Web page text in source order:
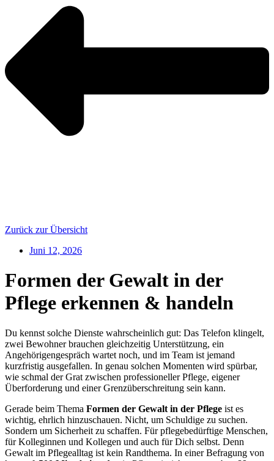
Zurück zur Übersicht
Juni 12, 2026
Formen der Gewalt in der
Pflege erkennen & handeln
Du kennst solche Dienste wahrscheinlich gut: Das Telefon klingelt,
zwei Bewohner brauchen gleichzeitig Unterstützung, ein
Angehörigengespräch wartet noch, und im Team ist jemand
kurzfristig ausgefallen. In genau solchen Momenten wird spürbar,
wie schmal der Grat zwischen professioneller Pflege, eigener
Überforderung und einer Grenzüberschreitung sein kann.
Gerade beim Thema Formen der Gewalt in der Pflege ist es
wichtig, ehrlich hinzuschauen. Nicht, um Schuldige zu suchen.
Sondern um Sicherheit zu schaffen. Für pflegebedürftige Menschen,
für Kolleginnen und Kollegen und auch für Dich selbst. Denn
Gewalt im Pflegealltag ist kein Randthema. In einer Befragung von